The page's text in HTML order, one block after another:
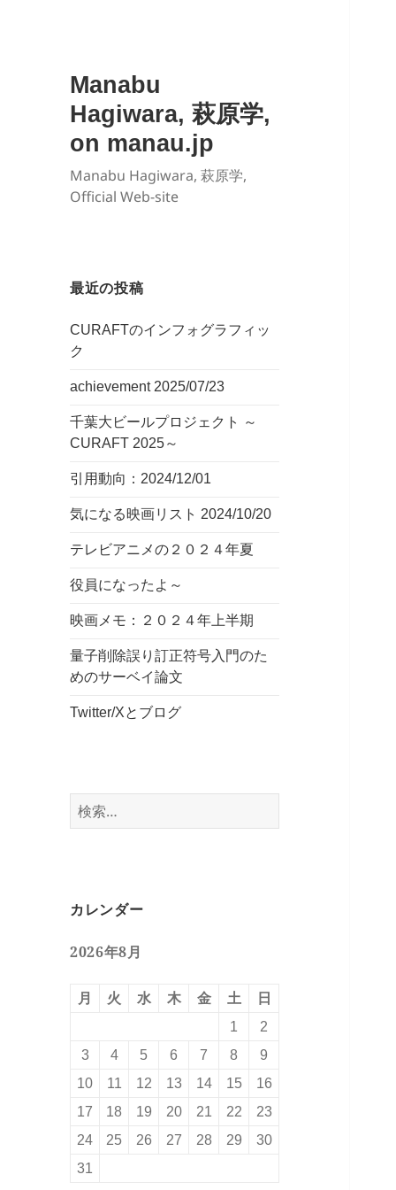
Manabu
Hagiwara, 萩原学,
on manau.jp
Manabu Hagiwara, 萩原学,
Official Web-site
最近の投稿
CURAFTのインフォグラフィッ
ク
achievement 2025/07/23
千葉大ビールプロジェクト ～
CURAFT 2025～
引用動向：2024/12/01
気になる映画リスト 2024/10/20
テレビアニメの２０２４年夏
役員になったよ～
映画メモ：２０２４年上半期
量子削除誤り訂正符号入門のた
めのサーベイ論文
Twitter/Xとブログ
検
カレンダー
2026年8月
月 火 水 木 金 土
日
1
2
3
4 5 6 7 8
9
10
11 12 13 14 15
16
17
18 19 20 21 22
23
24
25 26 27 28 29
30
31